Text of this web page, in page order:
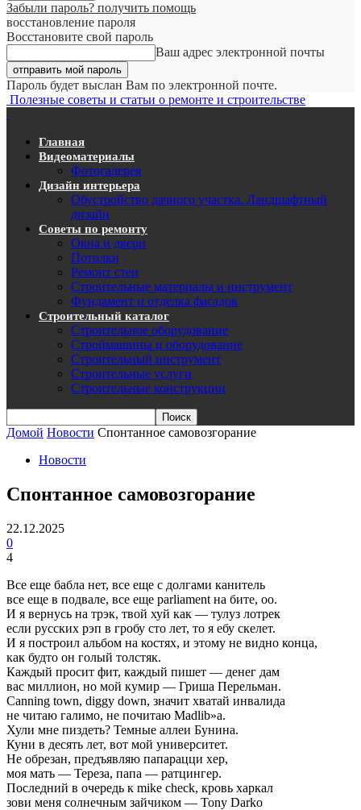
Забыли пароль? получить помощь
восстановление пароля
Восстановите свой пароль
Ваш адрес электронной почты
Пароль будет выслан Вам по электронной почте.
Полезные советы и статьи о ремонте и строительстве
Главная
Видеоматериалы
Фотогалерея
Дизайн интерьера
Обустройство дачного участка. Ландшафтный
дизайн
Советы по ремонту
Окна и двери
Потолки
Ремонт стен
Строительные материалы и инструмент
Фундамент и отделка фасадов
Строительный каталог
Строительное оборудование
Строймашины и оборудование
Строительный инструмент
Строительные услуги
Строительные конструкции
Домой Новости Спонтанное самовозгорание
Новости
Спонтанное самовозгорание
22.12.2025
0
4
Все еще бабла нет, все еще с долгами канитель
все еще в подвале, все еще parliament на бите, оо.
И я вернусь на трэк, твой хуй как — тулуз лотрек
если русских рэп в гробу сто лет, то я ебу скелет.
И я построил альбом на костях, и этому не видно конца,
как будто он голый толстяк.
Каждый просит фит, каждый пишет — денег дам
вас миллион, но мой кумир — Гриша Перельман.
Сanning town, diggy down, значит хватай инвалида
не читаю галимо, не почитаю Madlib»а.
Хули мне пиздеть? Темные аллеи Бунина.
Куни в десять лет, вот мой университет.
Не обрезан, предъявляю папарацци хер,
моя мать — Тереза, папа — ратцингер.
Последний в очередь к mike check, кровь харкал
зови меня солнечным зайчиком — Tony Darko